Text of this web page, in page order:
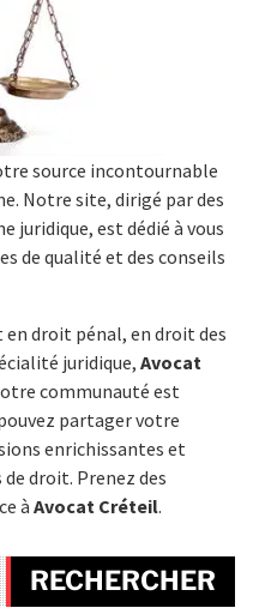
source incontournable
Notre site, dirigé par des
juridique, est dédié à vous
de qualité et des conseils
en droit pénal, en droit des
juridique, Avocat
communauté est
partager votre
enrichissantes et
droit. Prenez des
à Avocat Créteil.
RECHERCHER